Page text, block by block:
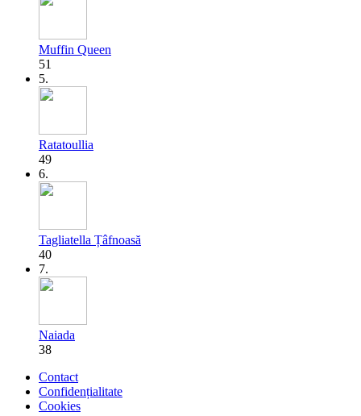
Muffin Queen
51
5.
Ratatoullia
49
6.
Tagliatella Țâfnoasă
40
7.
Naiada
38
Contact
Confidențialitate
Cookies